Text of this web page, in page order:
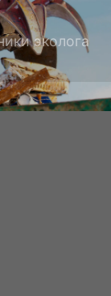
эколога